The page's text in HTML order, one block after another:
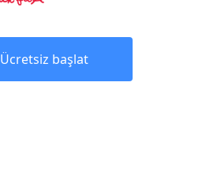
Ücretsiz başlat